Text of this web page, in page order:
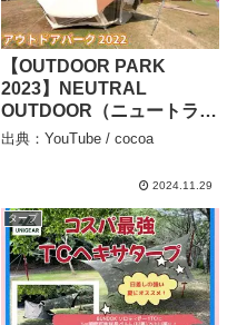
【OUTDOOR PARK
2023】NEUTRAL
OUTDOOR（ニュートラル
アウトドア）GTテント
出典：YouTube / cocoa
2024.11.29
タープ